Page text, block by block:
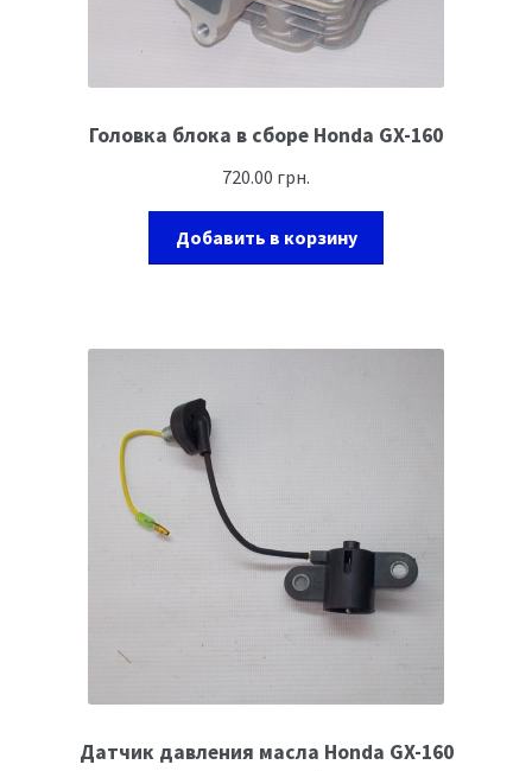
Головка блока в сборе Honda GX-160
720.00 грн.
Добавить в корзину
Датчик давления масла Honda GX-160